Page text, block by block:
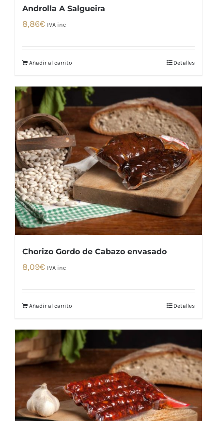
Androlla A Salgueira
8,86€ IVA inc
Añadir al carrito Detalles
Chorizo Gordo de Cabazo envasado
8,09€ IVA inc
Añadir al carrito Detalles